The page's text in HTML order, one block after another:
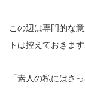
この辺は専門的な
トは控えておきます
「素人の私にはさ